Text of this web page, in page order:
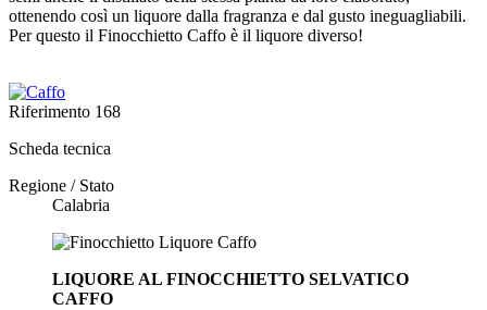
ottenendo così un liquore dalla fragranza e dal gusto ineguagliabili.
Per questo il Finocchietto Caffo è il liquore diverso!
Riferimento 168
Scheda tecnica
Regione / Stato
Calabria
LIQUORE AL FINOCCHIETTO SELVATICO
CAFFO